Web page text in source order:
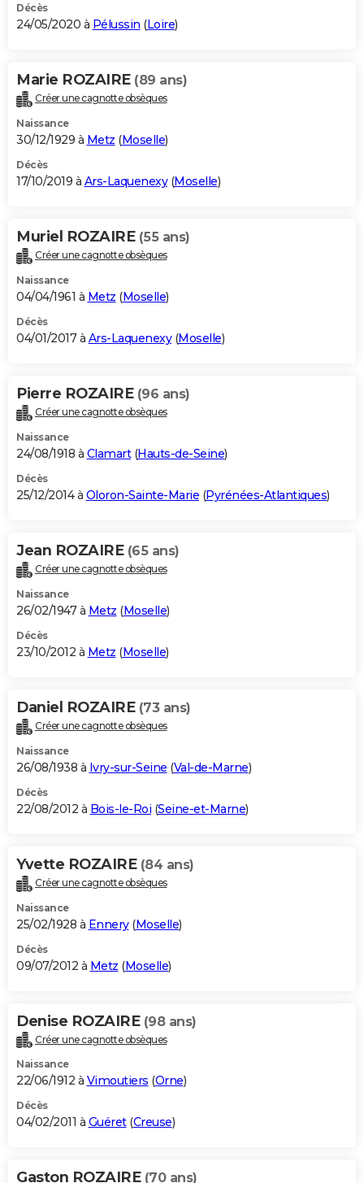
Décès
24/05/2020 à Pélussin (Loire)
Marie ROZAIRE (89 ans)
Créer une cagnotte obsèques
Naissance
30/12/1929 à Metz (Moselle)
Décès
17/10/2019 à Ars-Laquenexy(Moselle)
Muriel ROZAIRE (55 ans)
Créer une cagnotte obsèques
Naissance
04/04/1961 à Metz (Moselle)
Décès
04/01/2017 à Ars-Laquenexy(Moselle)
Pierre ROZAIRE (96 ans)
Créer une cagnotte obsèques
Naissance
24/08/1918 à Clamart(Hauts-de-Seine)
Décès
25/12/2014 à Oloron-Sainte-Marie (Pyrénées-Atlantiques)
Jean ROZAIRE (65 ans)
Créer une cagnotte obsèques
Naissance
26/02/1947 à Metz (Moselle)
Décès
23/10/2012 à Metz (Moselle)
Daniel ROZAIRE (73 ans)
Créer une cagnotte obsèques
Naissance
26/08/1938 à Ivry-sur-Seine (Val-de-Marne)
Décès
22/08/2012 à Bois-le-Roi (Seine-et-Marne)
Yvette ROZAIRE (84 ans)
Créer une cagnotte obsèques
Naissance
25/02/1928 à Ennery(Moselle)
Décès
09/07/2012 à Metz (Moselle)
Denise ROZAIRE (98 ans)
Créer une cagnotte obsèques
Naissance
22/06/1912 à Vimoutiers (Orne)
Décès
04/02/2011 à Guéret(Creuse)
Gaston ROZAIRE (70 ans)